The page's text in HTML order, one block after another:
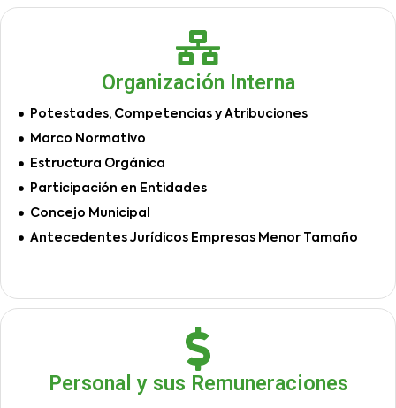
Organización Interna
Potestades, Competencias y Atribuciones
Marco Normativo
Estructura Orgánica
Participación en Entidades
Concejo Municipal
Antecedentes Jurídicos Empresas Menor Tamaño
Personal y sus Remuneraciones